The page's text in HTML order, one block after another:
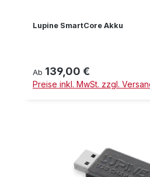
Lupine SmartCore Akku
Regulärer Preis:
Ab 139,00 €
Preise inkl. MwSt. zzgl.